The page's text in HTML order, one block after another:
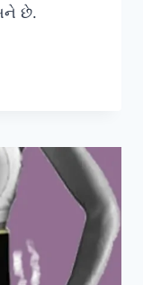
છે.